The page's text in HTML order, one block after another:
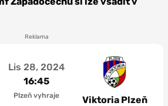
Reklama
Lis 28, 2024
16:45
Plzeň vyhraje Viktoria Plzeň